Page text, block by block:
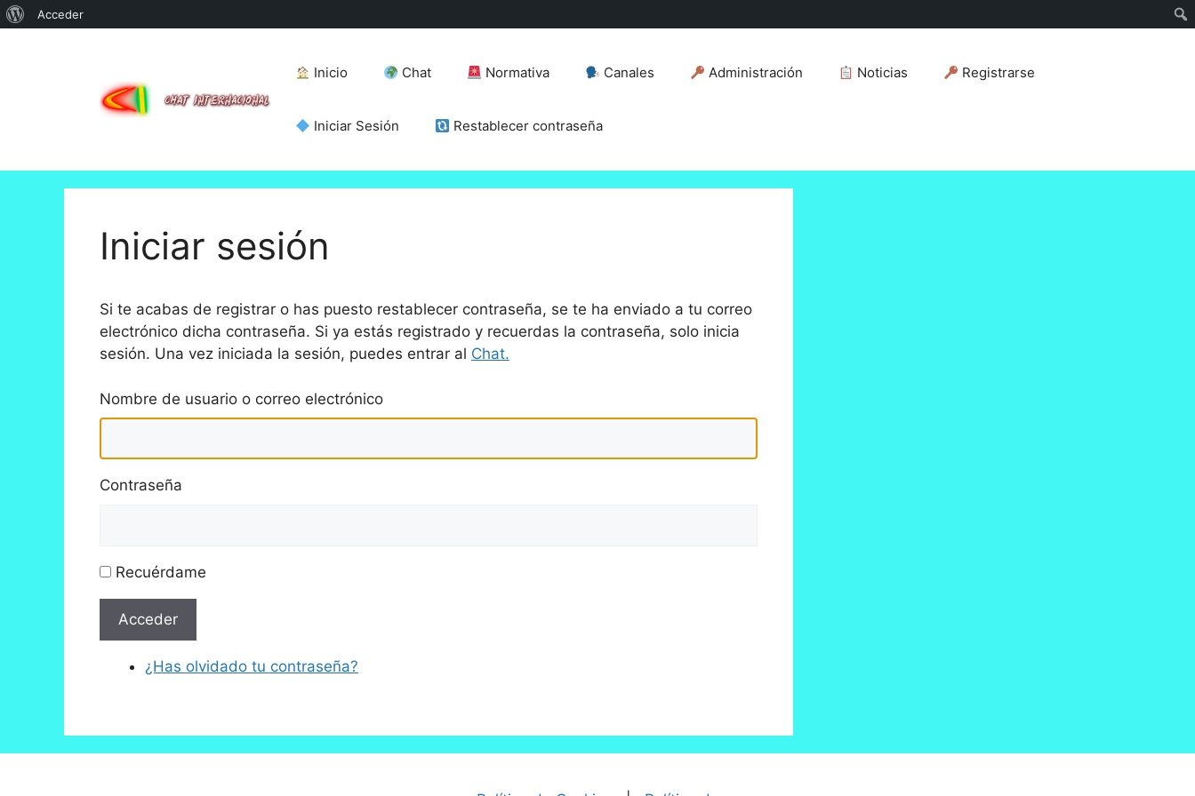
Acerca
Acceder
Inicio Chat Normativa Canales Administración Noticias Registrarse
Iniciar Sesión Restablecer contraseña
Iniciar sesión
Si te acabas de registrar o has puesto restablecer contraseña, se te ha enviado a tu correo
electrónico dicha contraseña. Si ya estás registrado y recuerdas la contraseña, solo inicia
sesión. Una vez iniciada la sesión, puedes entrar al Chat.
Nombre de usuario o correo electrónico
Contraseña
Recuérdame
Acceder
¿Has olvidado tu contraseña?